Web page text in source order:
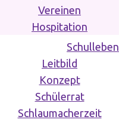
Vereinen
Hospitation
Schulleben
Leitbild
Konzept
Schülerrat
Schlaumacherzeit